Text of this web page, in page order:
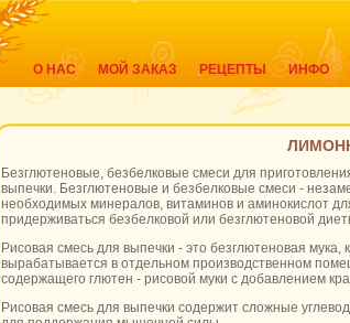
О НАС МОЙ ЗАКАЗ РЕЦЕПТЫ ИНФО
Безглютеновые, безбелковые смеси для
выпечки. Безглютеновые и безбелковые смеси -
необходимых минералов, витаминов и аминокислот
придерживаться безбелковой или безглютеновой
Рисовая смесь для выпечки - это безглютеновая мука,
вырабатывается в отдельном производственном
содержащего глютен - рисовой муки с добавлением
Рисовая смесь для выпечки содержит сложные